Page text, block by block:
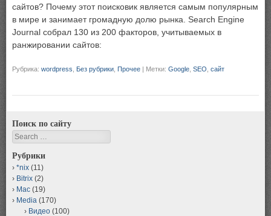
сайтов? Почему этот поисковик является самым популярным
в мире и занимает громадную долю рынка. Search Engine
Journal собрал 130 из 200 факторов, учитываемых в
ранжировании сайтов:
Рубрика: wordpress Без рубрики Прочее | Метки: Google SEO сайт
Поиск по сайту
Search
Рубрики
*nix (11)
Bitrix (2)
Mac (19)
Media (170)
Видео (100)